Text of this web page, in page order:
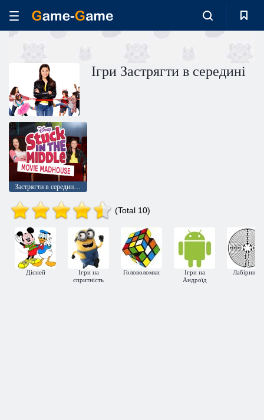
Ігри Застрягти в середині
Застрягти в середині: Божевільний кінотеатр
(Total 10)
Дісней
Ігри на
спритність
Головоломки
Ігри на
Андроїд
Лабіринти